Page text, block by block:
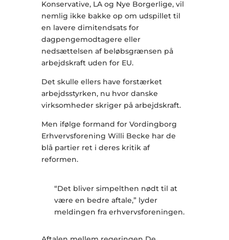
Konservative, LA og Nye Borgerlige, vil
nemlig ikke bakke op om udspillet til
en lavere dimitendsats for
dagpengemodtagere eller
nedsættelsen af beløbsgrænsen på
arbejdskraft uden for EU.
Det skulle ellers have forstærket
arbejdsstyrken, nu hvor danske
virksomheder skriger på arbejdskraft.
Men ifølge formand for Vordingborg
Erhvervsforening Willi Becke har de
blå partier ret i deres kritik af
reformen.
“Det bliver simpelthen nødt til at
være en bedre aftale,” lyder
meldingen fra erhvervsforeningen.